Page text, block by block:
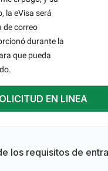
la eVisa será
de correo
durante la
que pueda
EN LINEA
los requisitos de